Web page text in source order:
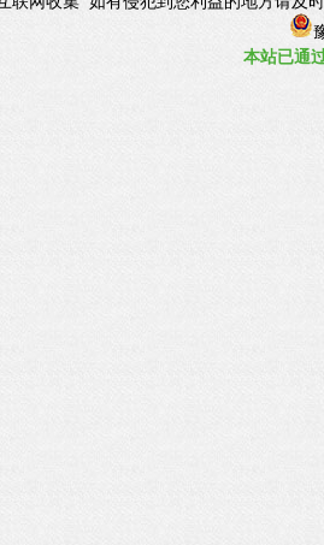
本站已通